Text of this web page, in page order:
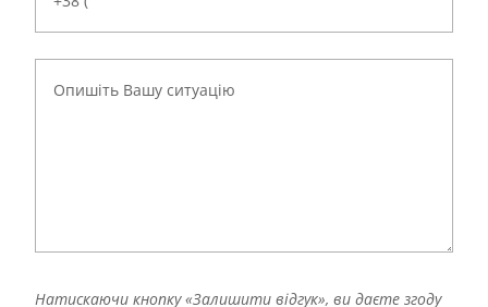
Натискаючи кнопку «Залишити відгук», ви даєте згоду